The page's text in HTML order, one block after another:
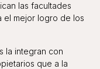
las facultades
el mejor logro de los
la integran con
que a la